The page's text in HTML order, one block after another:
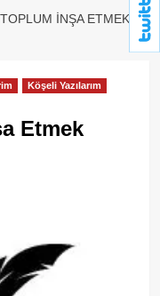
İNŞA ETMEK
Köşeli Yazılarım
Etmek